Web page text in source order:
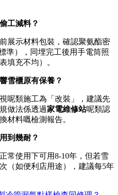
工減料？
展示材料包裝，確認聚氨酯密
準），同埋完工後用手電筒照
填充不均）。
雪櫃原有保養？
呢類施工為「改裝」，建議先
做法係透過家電維修站呢類認
材料嘅檢測報告。
到幾耐？
常使用下可用8-10年，但若雪
（如便利店用途），建議每5年